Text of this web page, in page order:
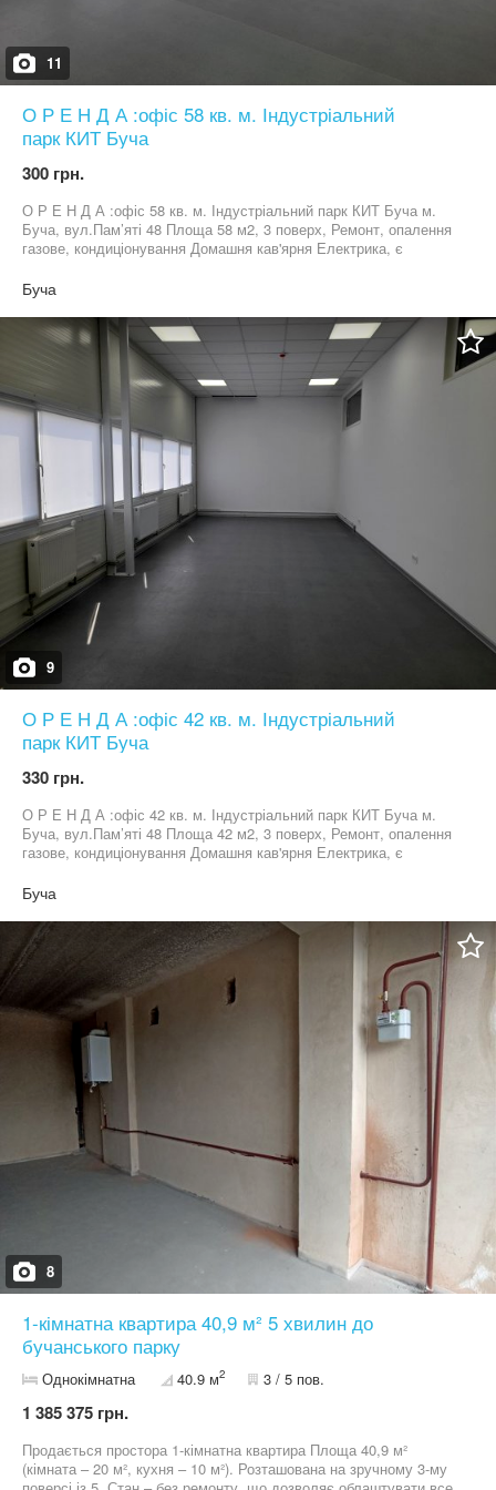
11
О Р Е Н Д А :офіс 58 кв. м. Індустріальний
парк КИТ Буча
300 грн.
О Р Е Н Д А :офіс 58 кв. м. Індустріальний парк КИТ Буча м.
Буча, вул.Пам’яті 48 Площа 58 м2, 3 поверх, Ремонт, опалення
газове, кондиціонування Домашня кав'ярня Електрика, є
та творчості Ціна 300 грн/м2 +ОПЕКС
Буча
9
О Р Е Н Д А :офіс 42 кв. м. Індустріальний
парк КИТ Буча
330 грн.
О Р Е Н Д А :офіс 42 кв. м. Індустріальний парк КИТ Буча м.
Буча, вул.Пам’яті 48 Площа 42 м2, 3 поверх, Ремонт, опалення
газове, кондиціонування Домашня кав'ярня Електрика, є
та творчості Ціна 330 грн/м2 +ОПЕКС
Буча
8
1-кімнатна квартира 40,9 м² 5 хвилин до
бучанського парку
Однокімнатна 40.9 м2 3 / 5 пов.
1 385 375 грн.
Продається простора 1-кімнатна квартира Площа 40,9 м²
(кімната – 20 м², кухня – 10 м²). Розташована на зручному 3-му